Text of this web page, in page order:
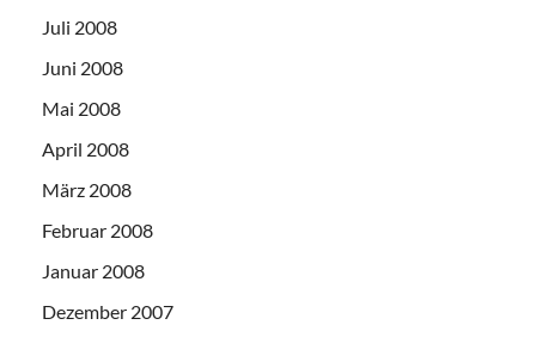
Juli 2008
Juni 2008
Mai 2008
April 2008
März 2008
Februar 2008
Januar 2008
Dezember 2007